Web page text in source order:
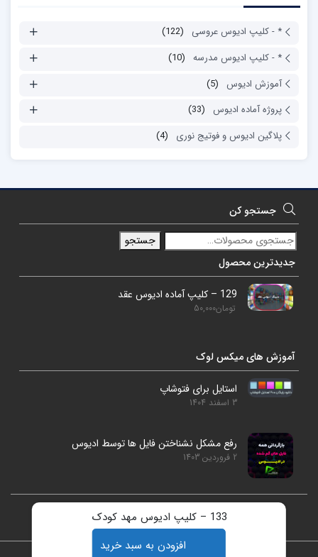
* - کلیپ ادیوس عروسی
(122)
* - کلیپ ادیوس مدرسه (10)
آموزش ادیوس
(5)
پروژه آماده ادیوس
(33)
پلاگین ادیوس و فوتیج نوری
(4)
جستجو کن
جستجو
جدیدترین محصول
129 – کلیپ آماده ادیوس عقد
تومان50,000
آموزش های میکس لوک
استایل برای فتوشاپ
3 اسفند 1404
رفع مشکل نشناختن فایل ها توسط ادیوس
2 فروردین 1403
09186925896
studiolookmix@gmail.com
133 – کلیپ ادیوس مهد کودک
افزودن به سبد خرید